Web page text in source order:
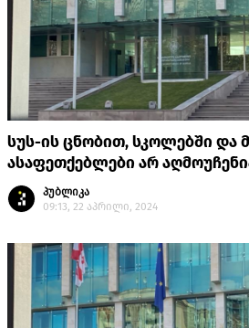
სუს-ის ცნობით, სკოლებში და
ასაფეთქებლები არ
პუბლიკა
09:13, 22 აპრილი, 2024